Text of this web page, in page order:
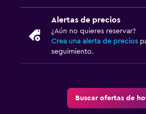
Vista a una calle tranquila
Piso de parquet o madera noble
Alertas de precios
¿Aún no quieres reservar?
Crea una alerta de precios
seguimiento.
Buscar ofertas de